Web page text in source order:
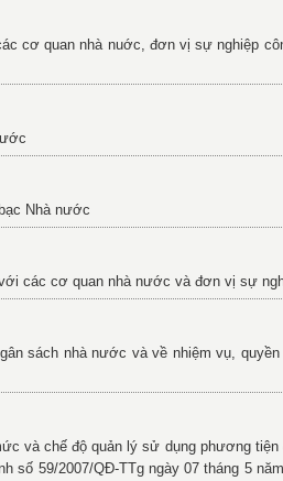
cơ quan nhà nuớc, đơn vị sự nghiệp
Nhà nước
các cơ quan nhà nước và đơn vị sự
sách nhà nước và về nhiệm vụ,
và chế độ quản lý sử dụng phương
59/2007/QĐ-TTg ngày 07 tháng 5